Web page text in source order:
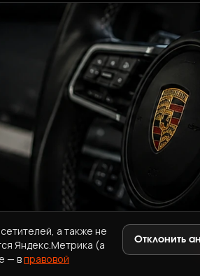
·ab.korea.kr@gmail.com
а также не
Яндекс.Метрика (а
— вправовой
Отклонить